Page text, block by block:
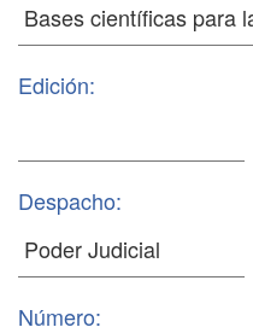
Edición:
Despacho:
Número: